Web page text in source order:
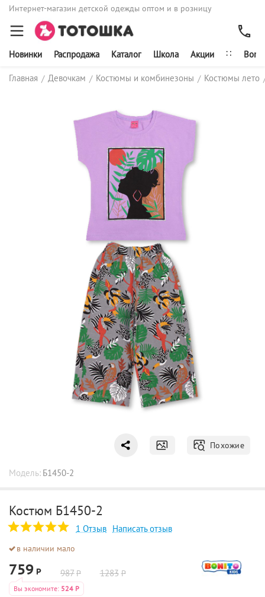
Интернет-магазин детской одежды оптом и в розницу
Новинки Распродажа Каталог Школа Акции ∷
Главная / Девочкам / Костюмы и комбинезоны / Костюмы лето
Похожие
Модель: Б1450-2
Костюм Б1450-2
1 Отзыв Написать отзыв
в наличии мало
759 Р 987Р 1283 Р
Вы экономите: 524 Р